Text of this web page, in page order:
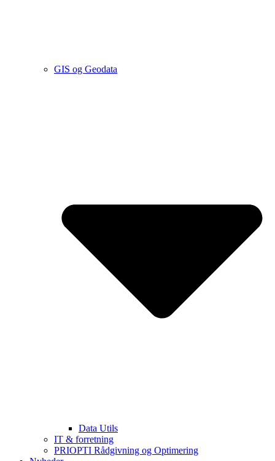
GIS og Geodata
Data Utils
IT & forretning
PRIOPTI Rådgivning og Optimering